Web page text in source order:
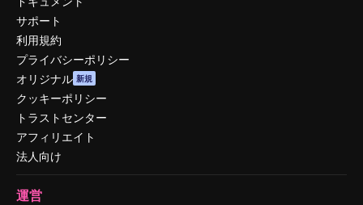
サポート
利用規約
プライバシーポリシー
オリジナル 新規
クッキーポリシー
トラストセンター
アフィリエイト
法人向け
運営